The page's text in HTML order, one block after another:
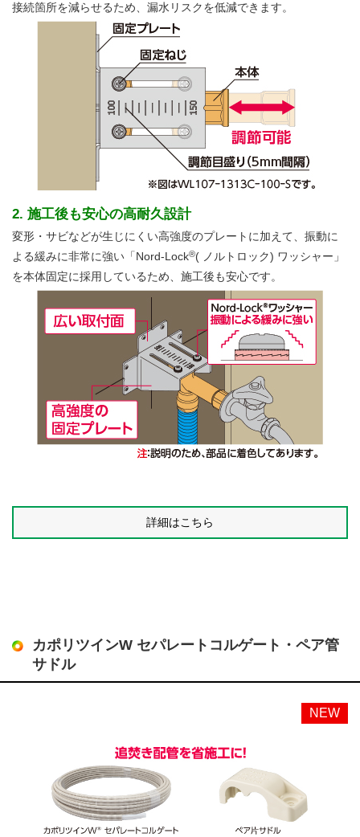
接続箇所を減らせるため、漏水リスクを低減できます。
2. 施工後も安心の高耐久設計
変形・サビなどが生じにくい高強度のプレートに加えて、振動に
よる緩みに非常に強い「Nord-Lock®( ノルトロック) ワッシャー」
を本体固定に採用しているため、施工後も安心です。
詳細はこちら
カポリツインW セパレートコルゲート・ペア管
サドル